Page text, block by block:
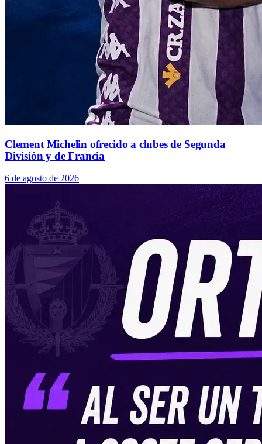
Clement Michelin ofrecido a clubes de Segunda
División y de Francia
6 de agosto de 2026